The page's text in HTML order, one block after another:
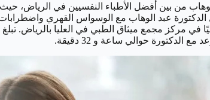
من بين أفضل الأطباء النفسيين في الرياض،
الدكتورة عبد الوهاب مع الوسواس القهري
الدكتورة حوالي ساعة و 32 دقيقة.